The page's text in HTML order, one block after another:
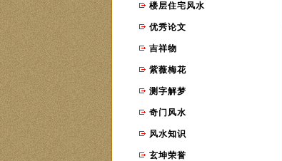
楼层住宅风水
优秀论文
吉祥物
紫薇梅花
测字解梦
奇门风水
风水知识
玄坤荣誉